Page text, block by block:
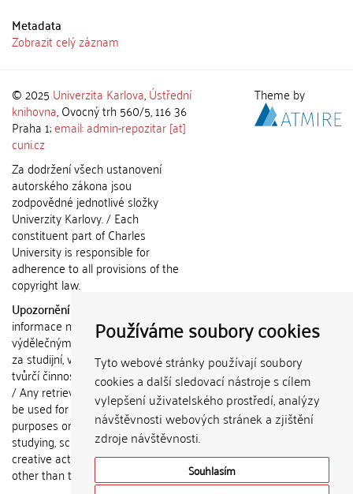
Používáme soubory cookies
Tyto webové stránky používají soubory
cookies a další sledovací nástroje s cílem
vylepšení uživatelského prostředí, analýzy
návštěvnosti webových stránek a zjištění
zdroje návštěvnosti.
Souhlasím
Metadata
Zobrazit celý záznam
© 2025 Univerzita Karlova,Ústřední
knihovna, Ovocný trh 560/5, 116 36
Praha 1;email: admin-repozitar [at]
cuni.cz
Za dodržení všech ustanovení
autorského zákona jsou
zodpovědné jednotlivé složky
Univerzity Karlovy. / Each
constituent part of Charles
University is responsible for
adherence to all provisions of the
copyright law.
Upozornění / Notice:
informace nemohou být použity k
výdělečným účelům nebo vydávány
za studijní, vědeckou nebo jinou
tvůrčí činnost jiné osoby než autora.
/ Any retrieved information shall not
be used for any commercial
purposes or claimed as results of
studying, scientific or any other
creative activities of any person
other than the author.
Theme by